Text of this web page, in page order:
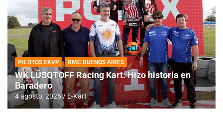
PILOTOS EKVP RMC BUENOS AIRES
WK LÜSQTOFF Racing Kart: Hizo historia en
Baradero
4 agosto, 2026 E-Kart